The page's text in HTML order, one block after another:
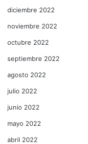
diciembre 2022
noviembre 2022
octubre 2022
septiembre 2022
agosto 2022
julio 2022
junio 2022
mayo 2022
abril 2022